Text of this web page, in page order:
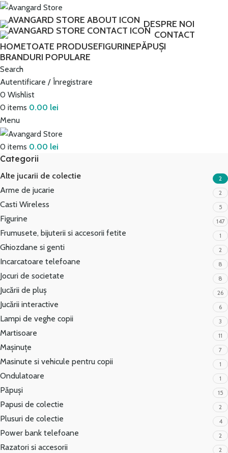
DESPRE NOI
CONTACT
HOMETOATE PRODUSEFIGURINEPĂPUȘI
BRANDURI POPULARE
Search
Autentificare / Înregistrare
0 Wishlist
0 items 0.00 lei
Menu
0 items 0.00 lei
Categorii
Alte jucarii de colectie 2
Arme de jucarie 2
Casti Wireless 5
Figurine 147
Frumusete, bijuterii si accesorii fetite 1
Ghiozdane si genti 2
Incarcatoare telefoane 8
Jocuri de societate 8
Jucării de pluș 26
Jucării interactive 6
Lampi de veghe copii 3
Martisoare 11
Mașinuțe 7
Masinute si vehicule pentru copii 1
Ondulatoare 1
Păpuși 15
Papusi de colectie 2
Plusuri de colectie 4
Power bank telefoane 2
Razatori si accesorii 2
Transport GRATUIT peste 250 lei!